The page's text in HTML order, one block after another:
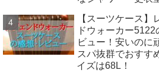
【スーツケース】
ドウォーカー5122
ビュー！安いのに
スパ抜群でおすす
イズは68L！